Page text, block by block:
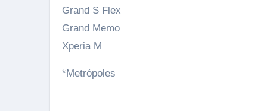
Grand S Flex
Grand Memo
Xperia M
*Metrópoles